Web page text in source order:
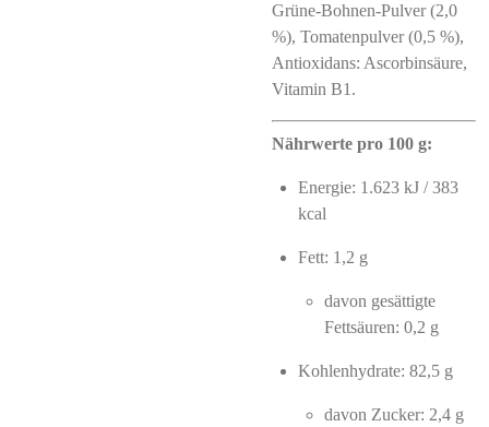
Grüne-Bohnen-Pulver (2,0
%), Tomatenpulver (0,5 %),
Antioxidans: Ascorbinsäure,
Vitamin B1.
Nährwerte pro 100 g:
Energie: 1.623 kJ / 383
kcal
Fett: 1,2 g
davon gesättigte
Fettsäuren: 0,2 g
Kohlenhydrate: 82,5 g
davon Zucker: 2,4 g